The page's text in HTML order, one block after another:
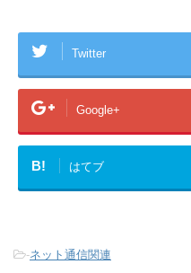
Twitter
Google+
B! はてブ
-ネット通信関連